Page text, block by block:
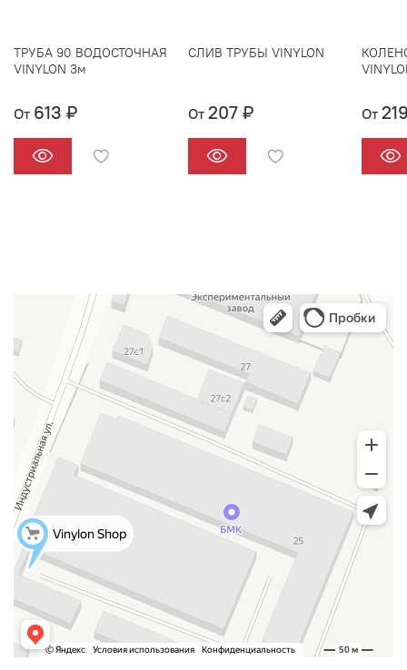
ТРУБА 90 ВОДОСТОЧНАЯ
VINYLON 3м
От 613 ₽
СЛИВ ТРУБЫ VINYLON
От 207 ₽ От